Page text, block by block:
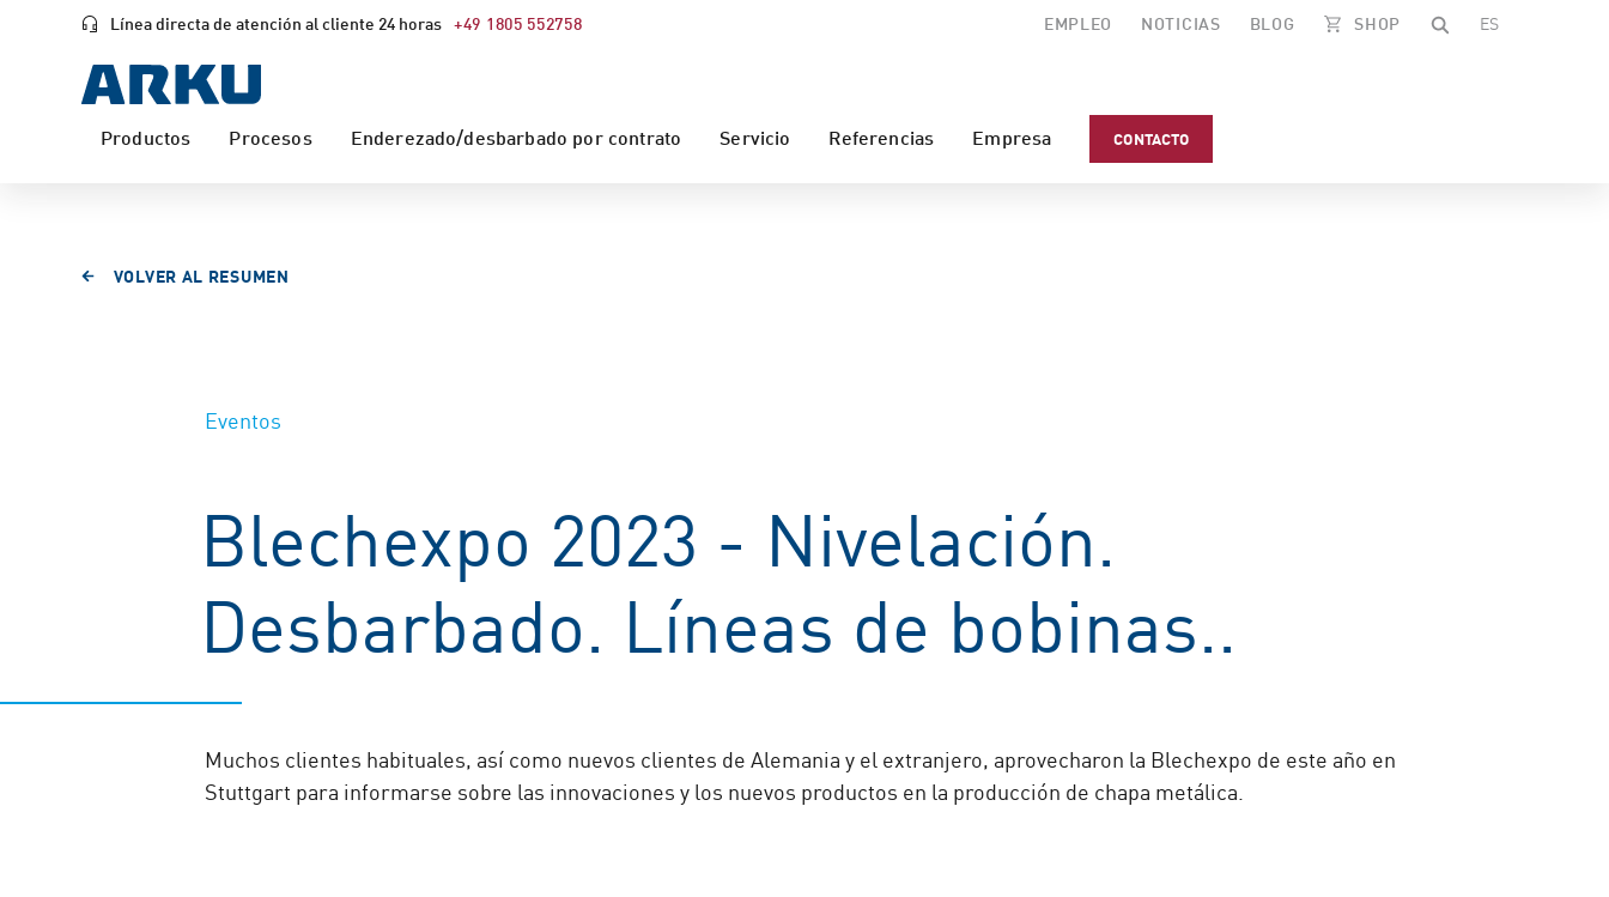
Línea directa de atención al cliente 24 horas +49 1805 552758 EMPLEO NOTICIAS BLOG SHOP ES
Productos Procesos Enderezado/desbarbado por contrato Servicio Referencias Empresa CONTACTO
VOLVER AL RESUMEN
Eventos
Blechexpo 2023 - Nivelación.
Desbarbado. Líneas de bobinas..
Muchos clientes habituales, así como nuevos clientes de Alemania y el extranjero, aprovecharon la Blechexpo de este año en
Stuttgart para informarse sobre las innovaciones y los nuevos productos en la producción de chapa metálica.